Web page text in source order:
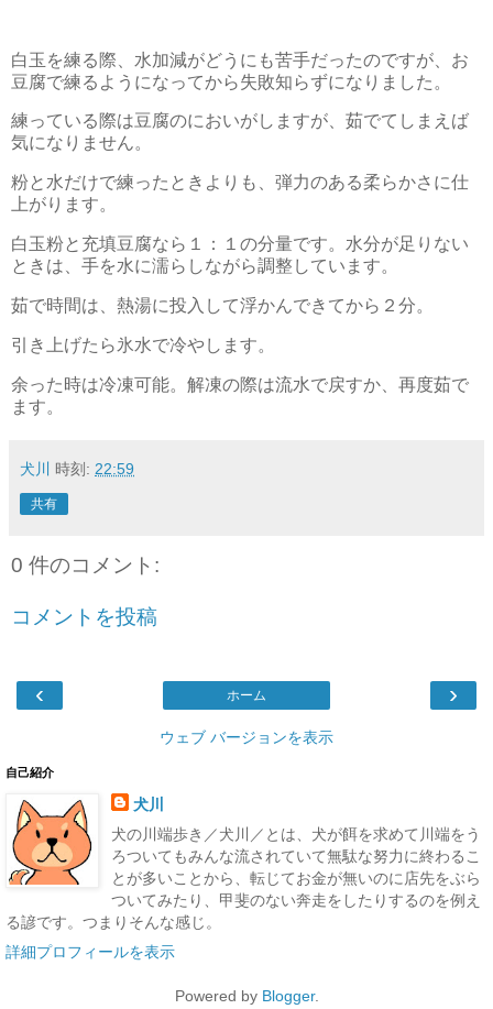
白玉を練る際、水加減がどうにも苦手だったのですが、お
豆腐で練るようになってから失敗知らずになりました。
練っている際は豆腐のにおいがしますが、茹でてしまえば
気になりません。
粉と水だけで練ったときよりも、弾力のある柔らかさに仕
上がります。
白玉粉と充填豆腐なら１：１の分量です。水分が足りない
ときは、手を水に濡らしながら調整しています。
茹で時間は、熱湯に投入して浮かんできてから２分。
引き上げたら氷水で冷やします。
余った時は冷凍可能。解凍の際は流水で戻すか、再度茹で
ます。
犬川 時刻: 22:59
共有
0 件のコメント:
コメントを投稿
‹ ›
ホーム
ウェブ バージョンを表示
自己紹介
犬川
犬の川端歩き／犬川／とは、犬が餌を求めて川端をう
ろついてもみんな流されていて無駄な努力に終わるこ
とが多いことから、転じてお金が無いのに店先をぶら
ついてみたり、甲斐のない奔走をしたりするのを例え
る諺です。つまりそんな感じ。
詳細プロフィールを表示
Powered by Blogger.